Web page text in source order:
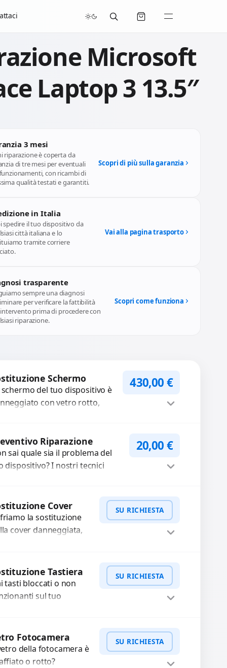
Microsoft
Laptop 3 13.5″
3 mesi
riparazione è coperta da
di tre mesi per eventuali
con ricambi di
qualità testati e garantiti.
Scopri di più sulla garanzia
in Italia
spedire il tuo dispositivo da
città italiana e lo
tramite corriere
Vai alla pagina trasporto
trasparente
sempre una diagnosi
per verificare la fattibilità
prima di procedere con
riparazione.
Scopri come funziona
Schermo
schermo del tuo dispositivo è
con vetro rotto,
430,00€
Riparazione
sai quale sia il problema del
dispositivo? I nostri tecnici
20,00€
Cover
la sostituzione
cover danneggiata,
Ripristiniamo
estetico e...
SU RICHIESTA
WhatsApp
Tastiera
tasti bloccati o non
sul tuo
tastiera con ricambi
qualità...
SU RICHIESTA
WhatsApp
Fotocamera
della fotocamera è
o rotto?
SU RICHIESTA